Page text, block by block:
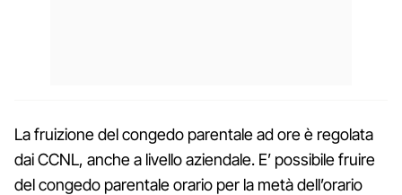
La fruizione del congedo parentale ad ore è regolata
dai CCNL, anche a livello aziendale. E’ possibile fruire
del congedo parentale orario per la metà dell’orario